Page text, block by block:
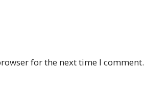
for the next time I comment.